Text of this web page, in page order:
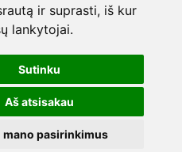
ir suprasti, iš kur
lankytojai.
Sutinku
Aš atsisakau
mano pasirinkimus
taisykės•Privatumo politika
gydytojams,
veterinarams,